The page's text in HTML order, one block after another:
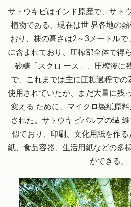
サトウキビはインド原産で、サト
植物である。現在は世 界各地の
おり、株の高さは2～3メートルで
に含まれており、圧榨部全体で得
砂糖「スクロ ース」、圧榨後に
で、これまでは主に圧糖過程での
使用されていたが、まだ大量に残
変える ために、マイクロ製紙原
された。サトウキビパルプの繊
似ており、印刷、文化用紙を作
紙、食品容器、生活用紙などの多
ができる。